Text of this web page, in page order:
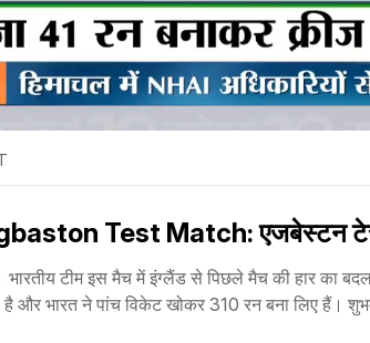
Test Match: एजबेस्टन
टीम इस मैच में इंग्लैंड से पिछले मैच की हार का
और भारत ने पांच विकेट खोकर 310 रन बना लिए हैं।